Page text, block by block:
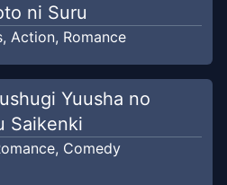
ni Suru
, Action, Romance
Yuusha no
Saikenki
, Comedy